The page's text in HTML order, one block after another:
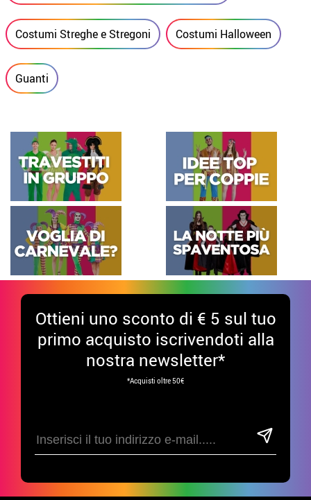
Costumi Streghe e Stregoni Costumi Halloween
Guanti
Ottieni uno sconto di € 5 sul tuo
primo acquisto iscrivendoti alla
nostra newsletter*
*Acquisti oltre 50€